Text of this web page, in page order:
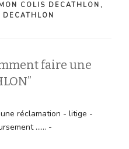
COLIS DECATHLON ,
faire une
réclamation - litige -
...... -